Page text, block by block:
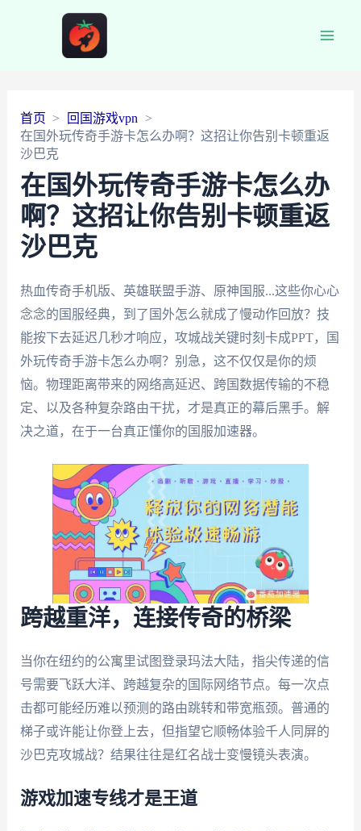
首页
回国游戏vpn
在国外玩传奇手游卡怎么办啊？这招让你告别卡顿重返
沙巴克
在国外玩传奇手游卡怎么办
啊？这招让你告别卡顿重返
沙巴克
热血传奇手机版、英雄联盟手游、原神国服...这些你心心
念念的国服经典，到了国外怎么就成了慢动作回放？技
能按下去延迟几秒才响应，攻城战关键时刻卡成PPT，国
外玩传奇手游卡怎么办啊？别急，这不仅仅是你的烦
恼。物理距离带来的网络高延迟、跨国数据传输的不稳
定、以及各种复杂路由干扰，才是真正的幕后黑手。解
决之道，在于一台真正懂你的国服加速器。
跨越重洋，连接传奇的桥梁
当你在纽约的公寓里试图登录玛法大陆，指尖传递的信
号需要飞跃大洋、跨越复杂的国际网络节点。每一次点
击都可能经历难以预测的路由跳转和带宽瓶颈。普通的
梯子或许能让你登上去，但指望它顺畅体验千人同屏的
沙巴克攻城战？结果往往是红名战士变慢镜头表演。
游戏加速专线才是王道